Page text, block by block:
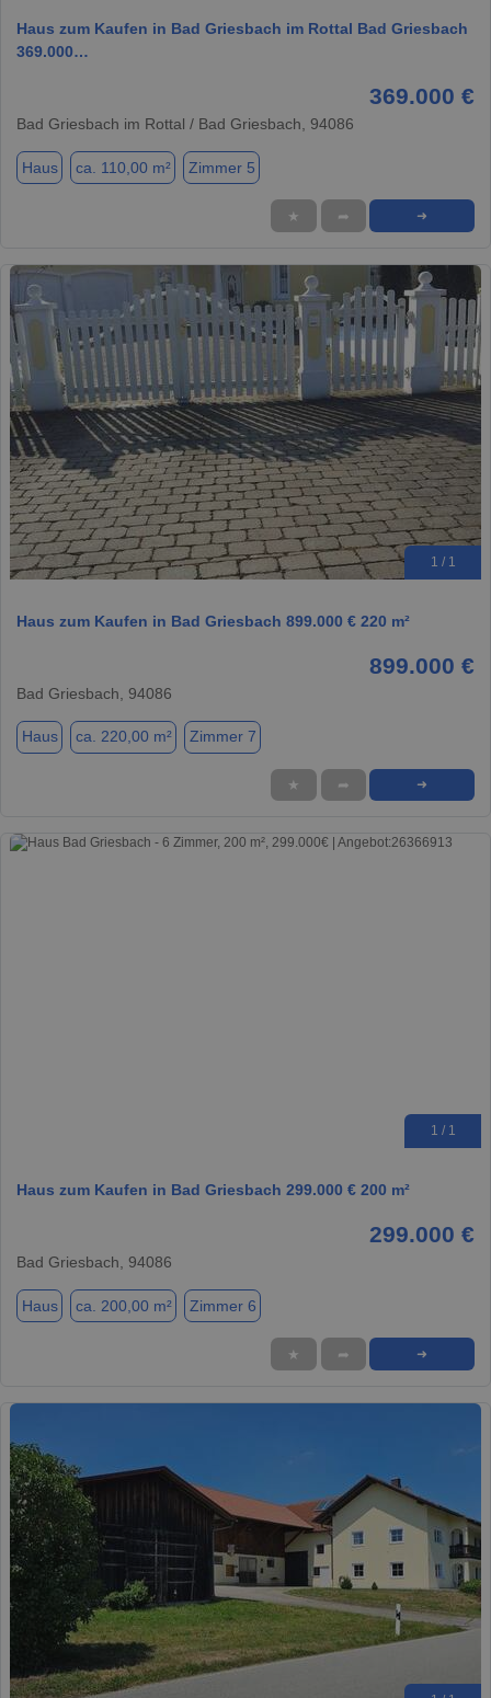
Haus zum Kaufen in Bad Griesbach im Rottal Bad Griesbach
369.000…
369.000 €
Bad Griesbach im Rottal / Bad Griesbach, 94086
Haus ca. 110,00 m² Zimmer 5
★ ➦ ➜
1 / 1
Haus zum Kaufen in Bad Griesbach 899.000 € 220 m²
899.000 €
Bad Griesbach, 94086
Haus ca. 220,00 m² Zimmer 7
★ ➦ ➜
1 / 1
Haus zum Kaufen in Bad Griesbach 299.000 € 200 m²
299.000 €
Bad Griesbach, 94086
Haus ca. 200,00 m² Zimmer 6
★ ➦ ➜